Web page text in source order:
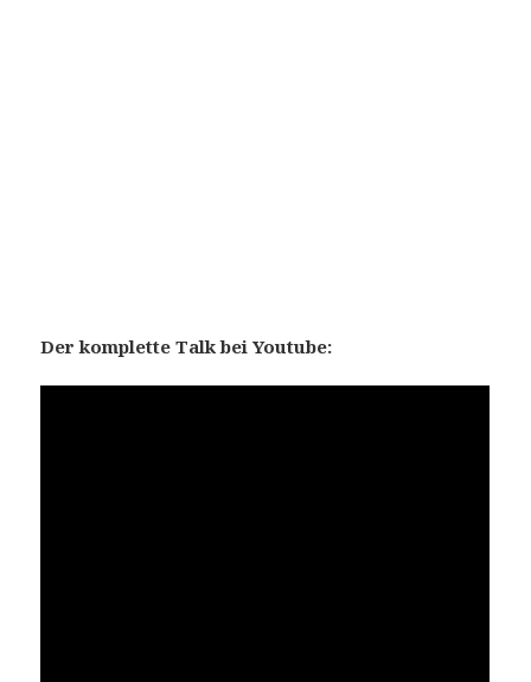
Der komplette Talk bei Youtube: